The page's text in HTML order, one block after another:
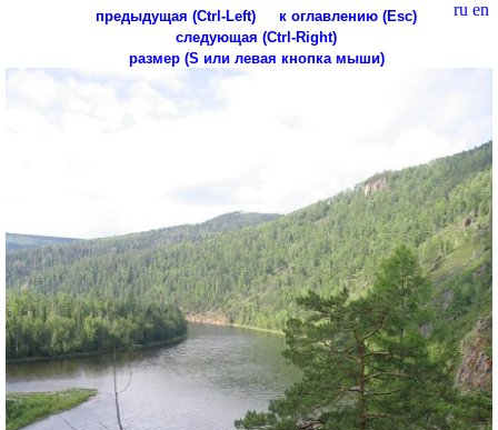
ru en
предыдущая (Ctrl-Left)
к оглавлению (Esc)
следующая (Ctrl-Right)
размер (S или левая кнопка мыши)